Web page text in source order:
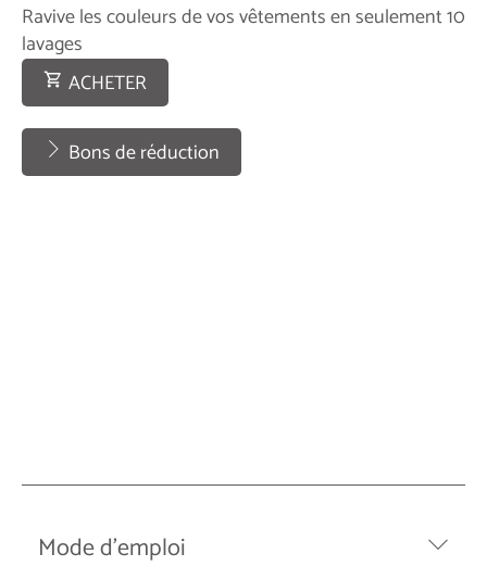
Ravive les couleurs de vos vêtements en seulement 10
lavages
ACHETER
Bons de réduction
Mode d’emploi